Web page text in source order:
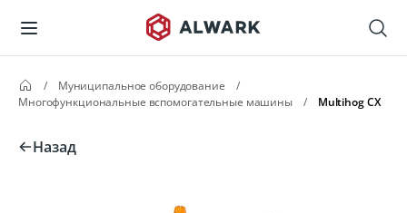
/ Муниципальное оборудование
/
Многофункциональные вспомогательные машины
/ Multihog CX
Назад